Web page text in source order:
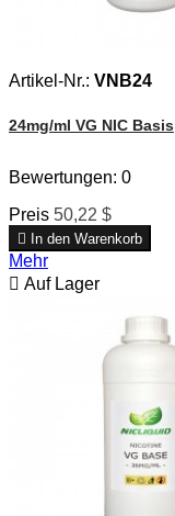
Artikel-Nr.: VNB24
24mg/ml VG NIC Basis
Bewertungen: 0
Preis 50,22 $
 In den Warenkorb
Mehr
 Auf Lager